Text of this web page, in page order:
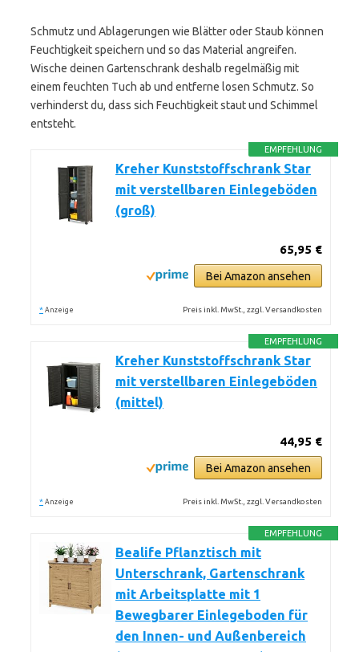
Schmutz und Ablagerungen wie Blätter oder Staub können
Feuchtigkeit speichern und so das Material angreifen.
Wische deinen Gartenschrank deshalb regelmäßig mit
einem feuchten Tuch ab und entferne losen Schmutz. So
verhinderst du, dass sich Feuchtigkeit staut und Schimmel
entsteht.
EMPFEHLUNG
Kreher Kunststoffschrank Star
mit verstellbaren Einlegeböden
(groß)
65,95 €
Bei Amazon ansehen
* Anzeige Preis inkl. MwSt., zzgl. Versandkosten
EMPFEHLUNG
Kreher Kunststoffschrank Star
mit verstellbaren Einlegeböden
(mittel)
44,95 €
Bei Amazon ansehen
* Anzeige Preis inkl. MwSt., zzgl. Versandkosten
EMPFEHLUNG
Bealife Pflanztisch mit
Unterschrank, Gartenschrank
mit Arbeitsplatte mit 1
Bewegbarer Einlegeboden für
den Innen- und Außenbereich